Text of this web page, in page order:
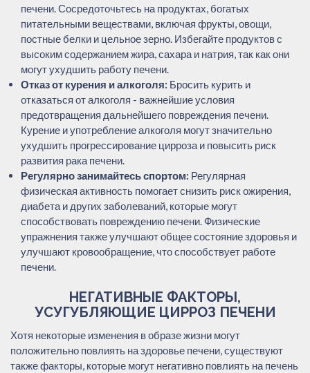
печени. Сосредоточьтесь на продуктах, богатых
питательными веществами, включая фрукты, овощи,
постные белки и цельное зерно. Избегайте продуктов с
высоким содержанием жира, сахара и натрия, так как они
могут ухудшить работу печени.
Отказ от курения и алкоголя: Бросить курить и
отказаться от алкоголя - важнейшие условия
предотвращения дальнейшего повреждения печени.
Курение и употребление алкоголя могут значительно
ухудшить прогрессирование цирроза и повысить риск
развития рака печени.
Регулярно занимайтесь спортом: Регулярная
физическая активность помогает снизить риск ожирения,
диабета и других заболеваний, которые могут
способствовать повреждению печени. Физические
упражнения также улучшают общее состояние здоровья и
улучшают кровообращение, что способствует работе
печени.
НЕГАТИВНЫЕ ФАКТОРЫ,
УСУГУБЛЯЮЩИЕ ЦИРРОЗ ПЕЧЕНИ
Хотя некоторые изменения в образе жизни могут
положительно повлиять на здоровье печени, существуют
также факторы, которые могут негативно повлиять на печень